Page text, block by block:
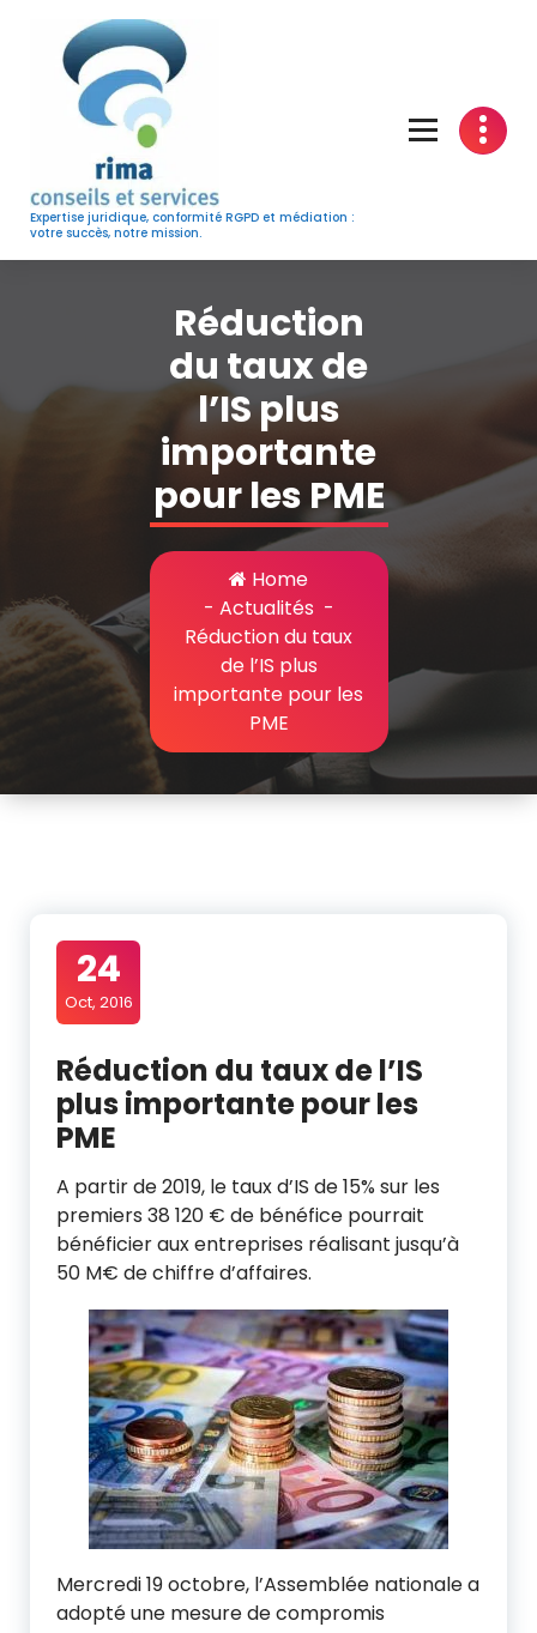
content
Expertise juridique, conformité RGPD et médiation :
votre succès, notre mission.
Réduction
du taux de
l’IS plus
importante
pour les PME
Home
- Actualités-
Réduction du taux
de l’IS plus
importante pour les
PME
24
Oct, 2016
Réduction du taux de l’IS
plus importante pour les
PME
A partir de 2019, le taux d’IS de 15% sur les
premiers 38 120 € de bénéfice pourrait
bénéficier aux entreprises réalisant jusqu’à
50 M€ de chiffre d’affaires.
Mercredi 19 octobre, l’Assemblée nationale a
adopté une mesure de compromis